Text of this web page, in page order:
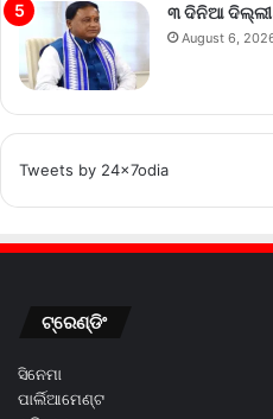
୩ ଦିନିଆ
August 6,
Tweets by 24x7odia
ଟ୍ରେଣ୍ଡିଂ
ସିନେମା
ପାର୍ଲିଆମେଣ୍ଟ